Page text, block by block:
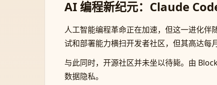
AI 编程新纪元：Claude
人工智能编程革命正在加速，但这一进化
试和部署能力横扫开发者社区，但其高达每
与此同时，开源社区并未坐以待毙。由
数据隐私。